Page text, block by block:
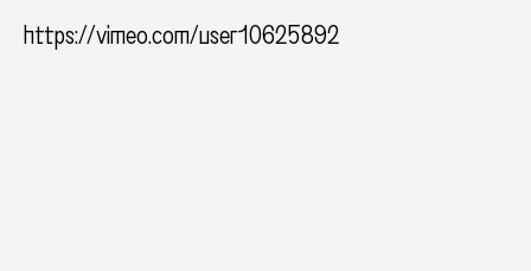
https://vimeo.com/user10625892